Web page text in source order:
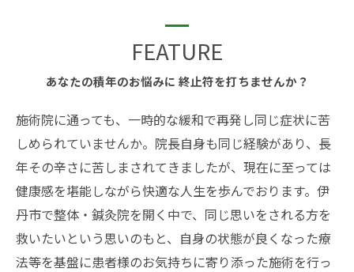
あなたの積年のお悩みに 終止符を打ちませんか？
FEATURE
施術院に通っても、一時的な緩和で再発し同じ症状に苦
しめられていませんか。院長自身も同じ経験があり、長
年その辛さに苦しまされてきましたが、現在に至っては
健康感を堪能しながら快適な人生を歩んでおります。伊
丹市で整体・鍼灸院を開く中で、同じ思いをされる方を
救いたいという思いのもと、自身の状態が良くなった療
法等を基盤に患者様のお気持ちに寄り添った施術を行っ